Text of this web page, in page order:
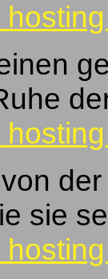
sie